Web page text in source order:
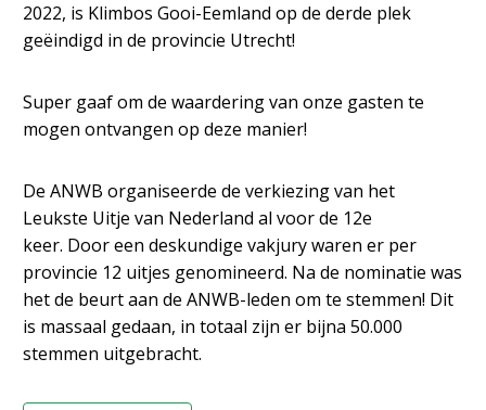
2022, is Klimbos Gooi-Eemland op de derde plek
geëindigd in de provincie Utrecht!
Super gaaf om de waardering van onze gasten te
mogen ontvangen op deze manier!
De ANWB organiseerde de verkiezing van het
Leukste Uitje van Nederland al voor de 12e
keer. Door een deskundige vakjury waren er per
provincie 12 uitjes genomineerd. Na de nominatie was
het de beurt aan de ANWB-leden om te stemmen! Dit
is massaal gedaan, in totaal zijn er bijna 50.000
stemmen uitgebracht.